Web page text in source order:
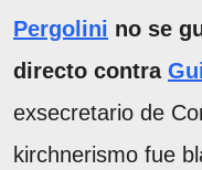
Pergolini no se
directo contra
exsecretario de
kirchnerismo fue